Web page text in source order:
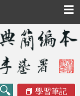
☰
學習筆記